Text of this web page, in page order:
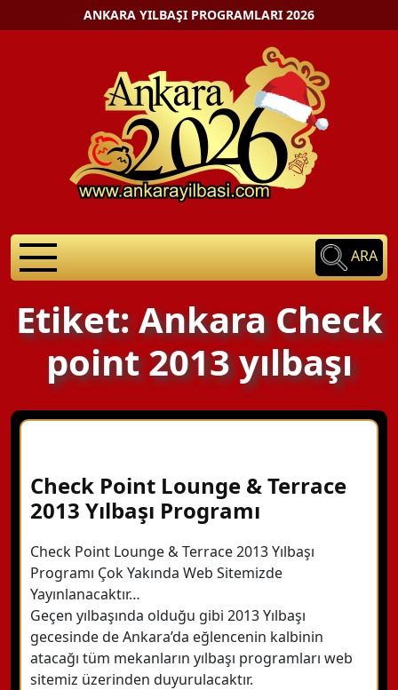
ANKARA YILBAŞI PROGRAMLARI 2026
ARA
Etiket: Ankara Check
point 2013 yılbaşı
Check Point Lounge & Terrace
2013 Yılbaşı Programı
Check Point Lounge & Terrace 2013 Yılbaşı
Programı Çok Yakında Web Sitemizde
Yayınlanacaktır…
Geçen yılbaşında olduğu gibi 2013 Yılbaşı
gecesinde de Ankara’da eğlencenin kalbinin
atacağı tüm mekanların yılbaşı programları web
sitemiz üzerinden duyurulacaktır.